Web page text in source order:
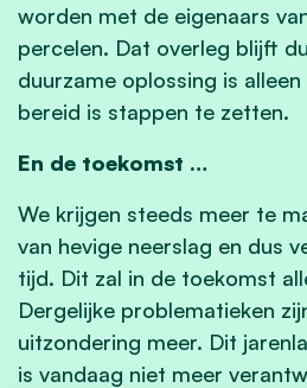
worden met de eigenaars
percelen. Dat overleg blijft
duurzame oplossing is
bereid is stappen te zetten.
En de toekomst …
We krijgen steeds meer te
van hevige neerslag en dus
tijd. Dit zal in de toekomst
Dergelijke problematieken
uitzondering meer. Dit
is vandaag niet meer